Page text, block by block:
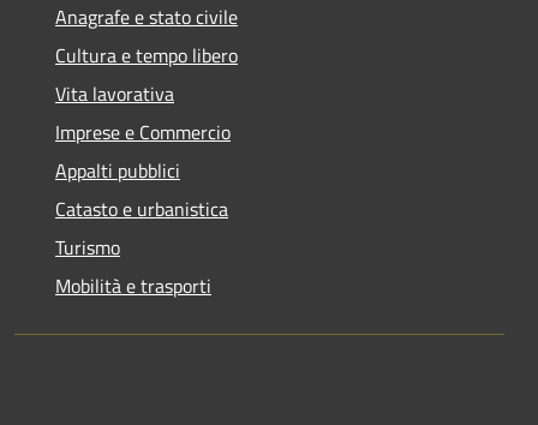
Anagrafe e stato civile
Cultura e tempo libero
Vita lavorativa
Imprese e Commercio
Appalti pubblici
Catasto e urbanistica
Turismo
Mobilità e trasporti